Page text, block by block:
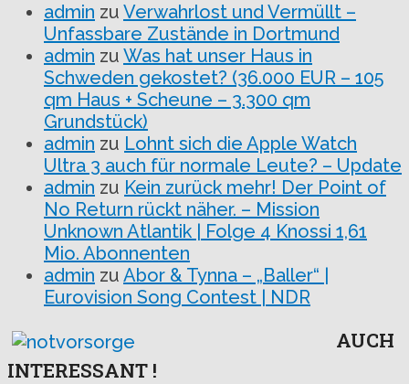
admin zu Verwahrlost und Vermüllt –
Unfassbare Zustände in Dortmund
admin zu Was hat unser Haus in
Schweden gekostet? (36.000 EUR – 105
qm Haus + Scheune – 3.300 qm
Grundstück)
admin zu Lohnt sich die Apple Watch
Ultra 3 auch für normale Leute? – Update
admin zu Kein zurück mehr! Der Point of
No Return rückt näher. – Mission
Unknown Atlantik | Folge 4 Knossi 1,61
Mio. Abonnenten
admin zu Abor & Tynna – „Baller“ |
Eurovision Song Contest | NDR
AUCH
INTERESSANT !